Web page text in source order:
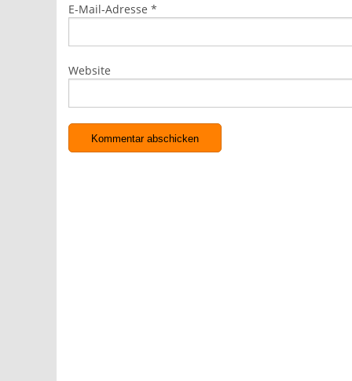
E-Mail-Adresse *
Website